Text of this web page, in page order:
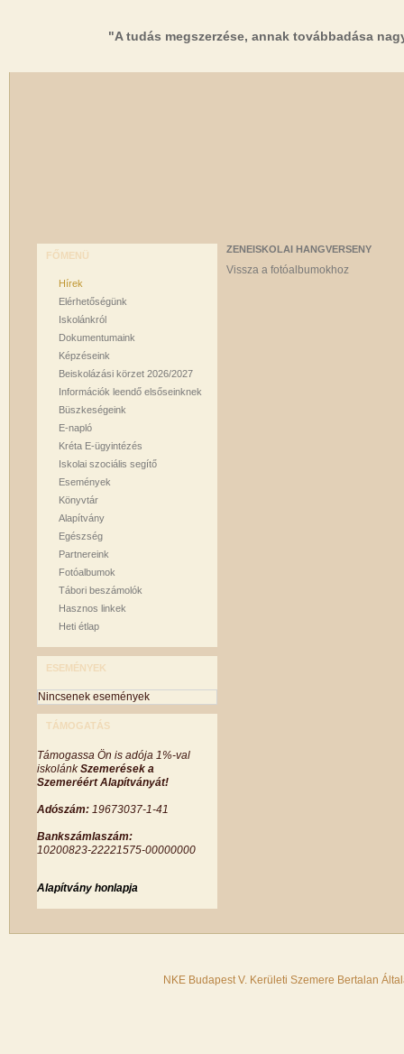
"A tudás megszerzése, annak továbbadása
FŐMENÜ
Hírek
Elérhetőségünk
Iskolánkról
Dokumentumaink
Képzéseink
Beiskolázási körzet 2026/2027
Információk leendő elsőseinknek
Büszkeségeink
E-napló
Kréta E-ügyintézés
Iskolai szociális segítő
Események
Könyvtár
Alapítvány
Egészség
Partnereink
Fotóalbumok
Tábori beszámolók
Hasznos linkek
Heti étlap
ESEMÉNYEK
Nincsenek események
TÁMOGATÁS
Támogassa Ön is adója 1%-val
iskolánkSzemerések a
Szemeréért Alapítványát!
Adószám: 19673037-1-41
Bankszámlaszám:
10200823-22221575-00000000
Alapítvány honlapja
ZENEISKOLAI HANGVERSENY
Vissza a fotóalbumokhoz
NKE Budapest V. Kerületi Szemere Bertalan